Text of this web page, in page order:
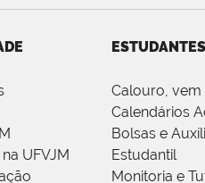
UFVJM
ESTUDANTES
Calouro, vem
Calendários
Bolsas e
Estudantil
Monitoria e